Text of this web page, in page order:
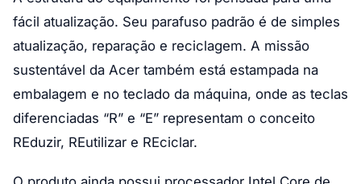
fácil atualização. Seu parafuso padrão é de simples
atualização, reparação e reciclagem. A missão
sustentável da Acer também está estampada na
embalagem e no teclado da máquina, onde as teclas
diferenciadas “R” e “E” representam o conceito
REduzir, REutilizar e REciclar.